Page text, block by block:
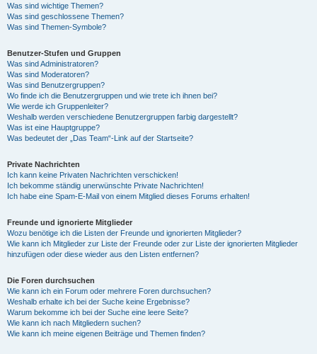
Was sind wichtige Themen?
Was sind geschlossene Themen?
Was sind Themen-Symbole?
Benutzer-Stufen und Gruppen
Was sind Administratoren?
Was sind Moderatoren?
Was sind Benutzergruppen?
Wo finde ich die Benutzergruppen und wie trete ich ihnen bei?
Wie werde ich Gruppenleiter?
Weshalb werden verschiedene Benutzergruppen farbig dargestellt?
Was ist eine Hauptgruppe?
Was bedeutet der „Das Team“-Link auf der Startseite?
Private Nachrichten
Ich kann keine Privaten Nachrichten verschicken!
Ich bekomme ständig unerwünschte Private Nachrichten!
Ich habe eine Spam-E-Mail von einem Mitglied dieses Forums erhalten!
Freunde und ignorierte Mitglieder
Wozu benötige ich die Listen der Freunde und ignorierten Mitglieder?
Wie kann ich Mitglieder zur Liste der Freunde oder zur Liste der ignorierten Mitglieder
hinzufügen oder diese wieder aus den Listen entfernen?
Die Foren durchsuchen
Wie kann ich ein Forum oder mehrere Foren durchsuchen?
Weshalb erhalte ich bei der Suche keine Ergebnisse?
Warum bekomme ich bei der Suche eine leere Seite?
Wie kann ich nach Mitgliedern suchen?
Wie kann ich meine eigenen Beiträge und Themen finden?